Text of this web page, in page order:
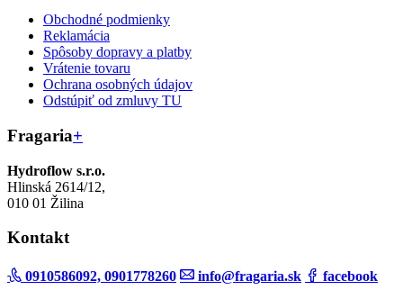
Obchodné podmienky
Reklamácia
Spôsoby dopravy a platby
Vrátenie tovaru
Ochrana osobných údajov
Odstúpiť od zmluvy TU
Fragaria+
Hydroflow s.r.o.
Hlinská 2614/12,
010 01 Žilina
Kontakt
0910586092, 0901778260 info@fragaria.sk facebook